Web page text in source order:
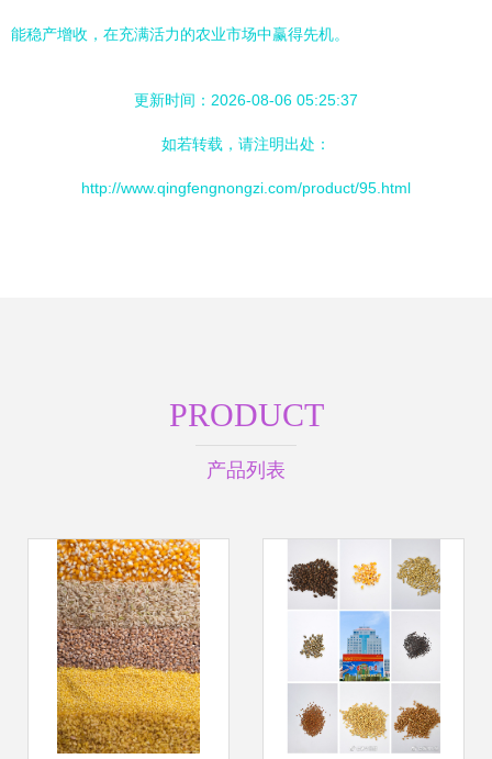
能稳产增收，在充满活力的农业市场中赢得先机。
更新时间：2026-08-06 05:25:37
如若转载，请注明出处：
http://www.qingfengnongzi.com/product/95.html
PRODUCT
产品列表